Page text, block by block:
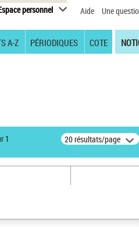
personnel Aide Une
A-Z PÉRIODIQUES COTE
1 20 résultats/page